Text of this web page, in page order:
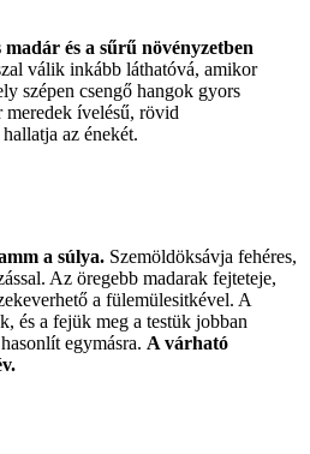
és a sűrű növényzetben
válik inkább láthatóvá, amikor
szépen csengő hangok gyors
meredek ívelésű, rövid
az énekét.
a súlya. Szemöldöksávja fehéres,
Az öregebb madarak fejteteje,
a fülemülesitkével. A
és a fejük meg a testük jobban
egymásra. A várható